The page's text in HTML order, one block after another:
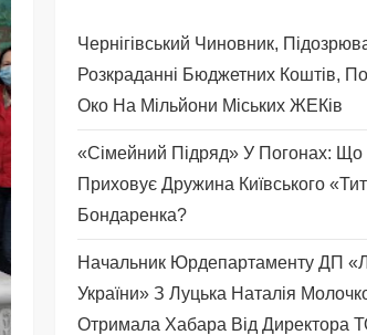
Чернігівський Чиновник,
Розкраданні Бюджетних Коштів,
Око На Мільйони Міських ЖЕКів
«Сімейний Підряд» У Погонах: Що
Приховує Дружина Київського
Бондаренка?
Начальник Юрдепартаменту ДП
України» З Луцька Наталія
Отримала Хабара Від Директора